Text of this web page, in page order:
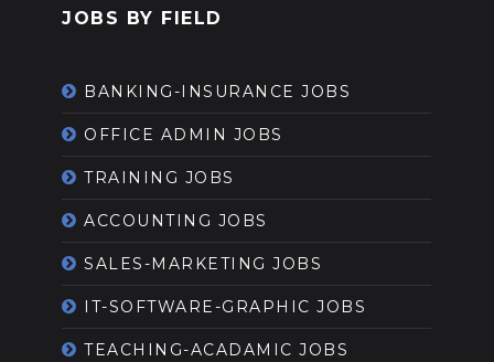
JOBS BY FIELD
BANKING-INSURANCE JOBS
OFFICE ADMIN JOBS
TRAINING JOBS
ACCOUNTING JOBS
SALES-MARKETING JOBS
IT-SOFTWARE-GRAPHIC JOBS
TEACHING-ACADAMIC JOBS